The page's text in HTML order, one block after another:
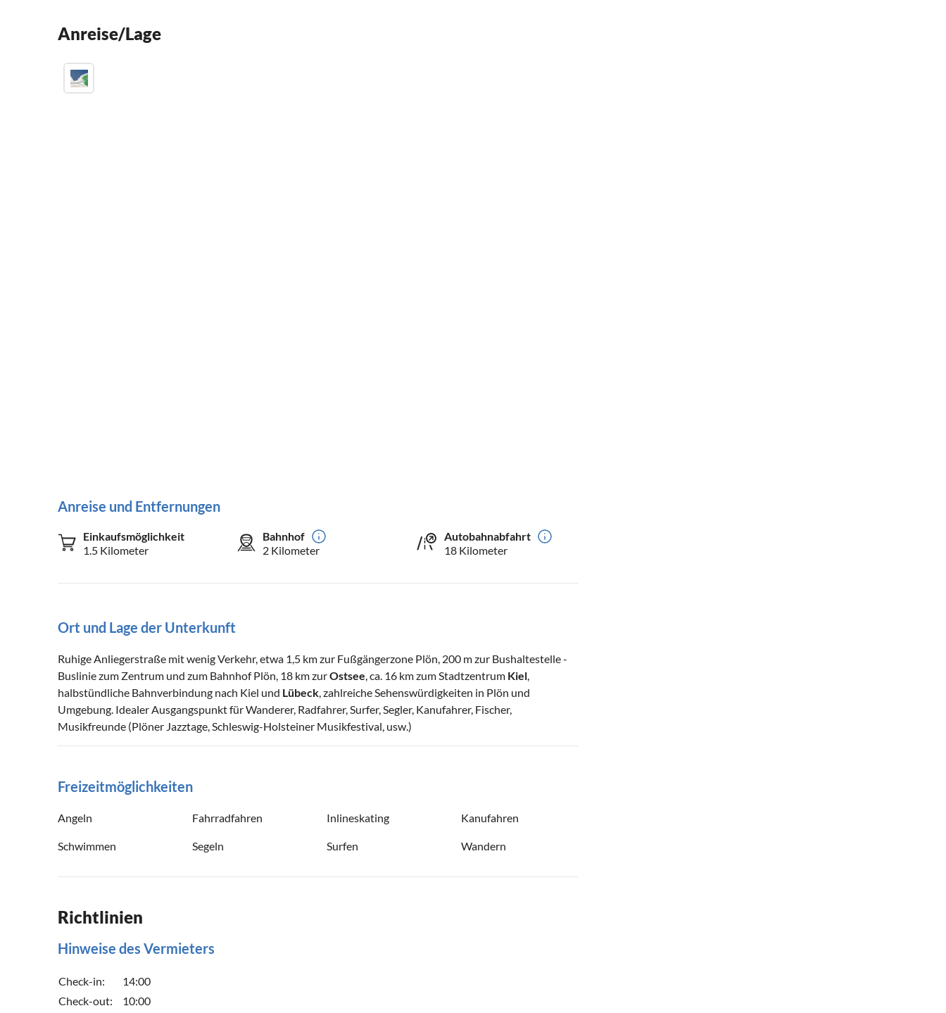
Anreise/Lage
Anreise und Entfernungen
Einkaufsmöglichkeit
1.5 Kilometer
Bahnhof
2 Kilometer
Autobahnabfahrt
18 Kilometer
Ort und Lage der Unterkunft
Ruhige Anliegerstraße mit wenig Verkehr, etwa 1,5 km zur Fußgängerzone Plön, 200 m zur Bushaltestelle -
Buslinie zum Zentrum und zum Bahnhof Plön, 18 km zurOstsee, ca. 16 km zum Stadtzentrum Kiel,
halbstündliche Bahnverbindung nach Kiel und Lübeck, zahlreiche Sehenswürdigkeiten in Plön und
Umgebung. Idealer Ausgangspunkt für Wanderer, Radfahrer, Surfer, Segler, Kanufahrer, Fischer,
Musikfreunde (Plöner Jazztage, Schleswig-Holsteiner Musikfestival, usw.)
Freizeitmöglichkeiten
Angeln Fahrradfahren Inlineskating Kanufahren
Schwimmen Segeln Surfen Wandern
Richtlinien
Hinweise des Vermieters
Check-in:
14:00
Check-out:
10:00